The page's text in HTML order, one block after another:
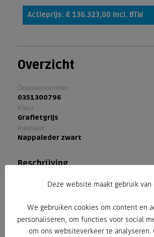
Actieprijs: € 136.323,00 incl. BTW
Overzicht
Dossiernummer
0351300796
Kleur
Grafietgrijs
Interieur
Nappaleder zwart
Beschrijving
System, Nightpakket, AMG Line, Premium
Deze website maakt gebruik van
We gebruiken cookies om content en
personaliseren, om functies voor social
om ons websiteverkeer te analyseren.